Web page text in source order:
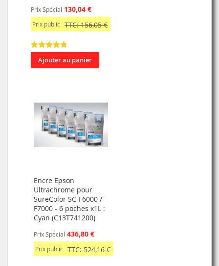
Prix Spécial 130,04 €
Prix public TTC: 156,05 €
Ajouter au panier
Encre Epson
Ultrachrome pour
SureColor SC-F6000 /
F7000 - 6 poches x1L :
Cyan (C13T741200)
Prix Spécial 436,80 €
Prix public TTC: 524,16 €